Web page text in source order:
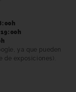
ya que pueden
de exposiciones).